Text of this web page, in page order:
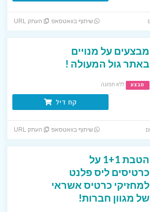
שיתוף בוואטסאפ העתק URL
מבצעים על מנויים
באתר גול המעולה !
מבצע ללא תפוגה
קח דיל
שיתוף בוואטסאפ העתק URL
הטבת 1+1 על
כרטיסים ליס פלנט
למחזיקי כרטיס אשראי
של מגוון חברות!